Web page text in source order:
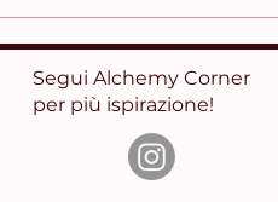
Segui Alchemy Corner
per più ispirazione!